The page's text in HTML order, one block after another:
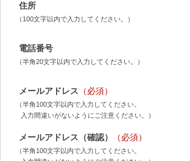
住所
（100文字以内で入力してください。）
電話番号
（半角20文字以内で入力してください。）
メールアドレス （必須）
（半角100文字以内で入力してください。
入力間違いがないようにご注意ください。）
メールアドレス（確認） （必須）
（半角100文字以内で入力してください。